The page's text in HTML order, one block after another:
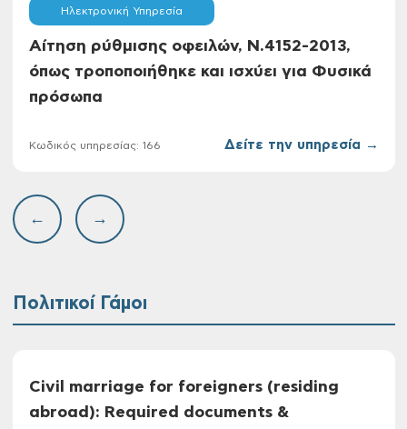
Ηλεκτρονική Υπηρεσία
Αίτηση ρύθμισης οφειλών, Ν.4152-2013,
όπως τροποποιήθηκε και ισχύει για Φυσικά
πρόσωπα
Κωδικός υπηρεσίας: 166 Δείτε την υπηρεσία →
← →
Πολιτικοί Γάμοι
Civil marriage for foreigners (residing
abroad): Required documents &